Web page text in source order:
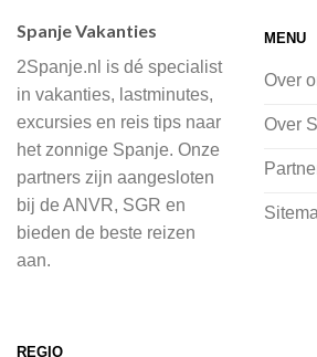
of je nu wilt relaxen op het
cultuur wilt ontdekken of
in de natuur.
Bij 2Spanje.nl begint de
voordat je het vliegtuig instapt,
inspiratie op te doen over dit
vliegvakantie zoeken en
Spanje Vakanties
2Spanje.nl is dé specialist
in vakanties, lastminutes,
excursies en reis tips naar
het zonnige Spanje. Onze
partners zijn aangesloten
bij de ANVR, SGR en
bieden de beste reizen
aan.
MENU
Over
Over
REGIO